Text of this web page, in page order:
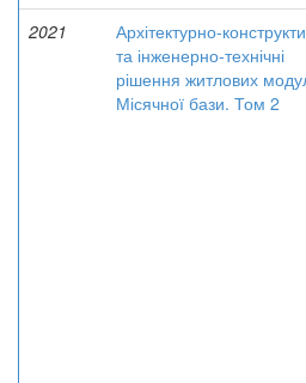
2021
Архітектурно-
та інженерно-технічні
рішення житлових
Місячної бази. Том 2